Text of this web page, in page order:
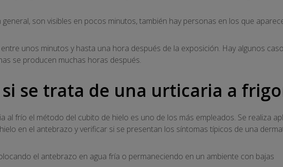
son visibles en pocos minutos, también hay personas en los que
unos minutos y hasta una hora después de la exposición. Hay algunos
se producen muchas horas después.
si se trata de una urticaria a
al frío el método del cubito de hielo es uno de los más empleados. Se realiza
en el antebrazo y verificar si se presentan los síntomas típicos de una
el antebrazo en agua fría o permaneciendo en un ambiente con bajas